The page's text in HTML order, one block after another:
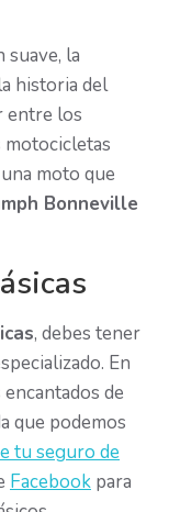
suave, la
historia del
entre los
motocicletas
moto que
Bonneville
, debes tener
En
de
que podemos
tu seguro de
Facebook para